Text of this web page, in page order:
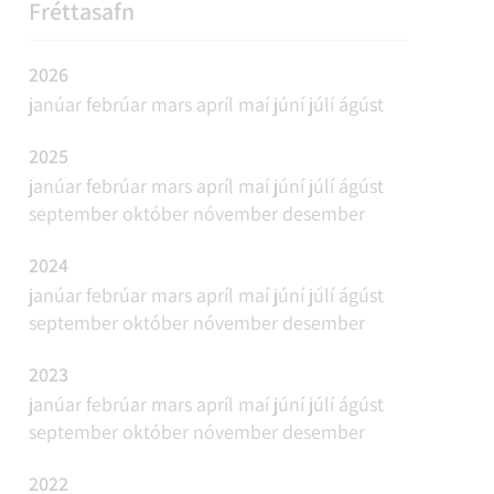
Fréttasafn
2026
janúar febrúar mars apríl maí júní júlí ágúst
2025
janúar febrúar mars apríl maí júní júlí ágúst
september október nóvember desember
2024
janúar febrúar mars apríl maí júní júlí ágúst
september október nóvember desember
2023
janúar febrúar mars apríl maí júní júlí ágúst
september október nóvember desember
2022